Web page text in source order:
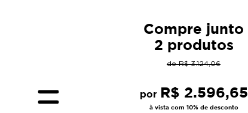
Compre junto
2 produtos
deR$ 3.124,06
por R$ 2.596,65
à vista com 10% de desconto